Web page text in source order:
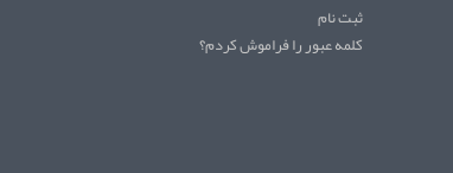
ثبت نام
کلمه عبور را فراموش کردم؟